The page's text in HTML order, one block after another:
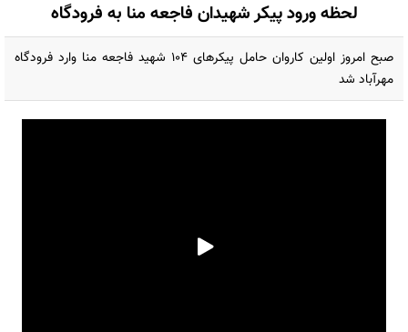
لحظه ورود پیکر شهیدان فاجعه منا به فرودگاه
صبح امروز اولین کاروان حامل پیکرهای ۱۰۴ شهید فاجعه منا وارد فرودگاه
مهرآباد شد